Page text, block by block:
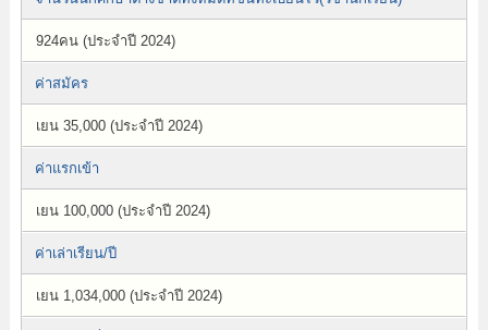
924คน (ประจำปี 2024)
ค่าสมัคร
เยน 35,000 (ประจำปี 2024)
ค่าแรกเข้า
เยน 100,000 (ประจำปี 2024)
ค่าเล่าเรียน/ปี
เยน 1,034,000 (ประจำปี 2024)